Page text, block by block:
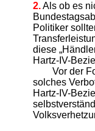
2.Als ob es
Politiker
diese
Hartz-IV-
Vor der
solches
Hartz-IV-